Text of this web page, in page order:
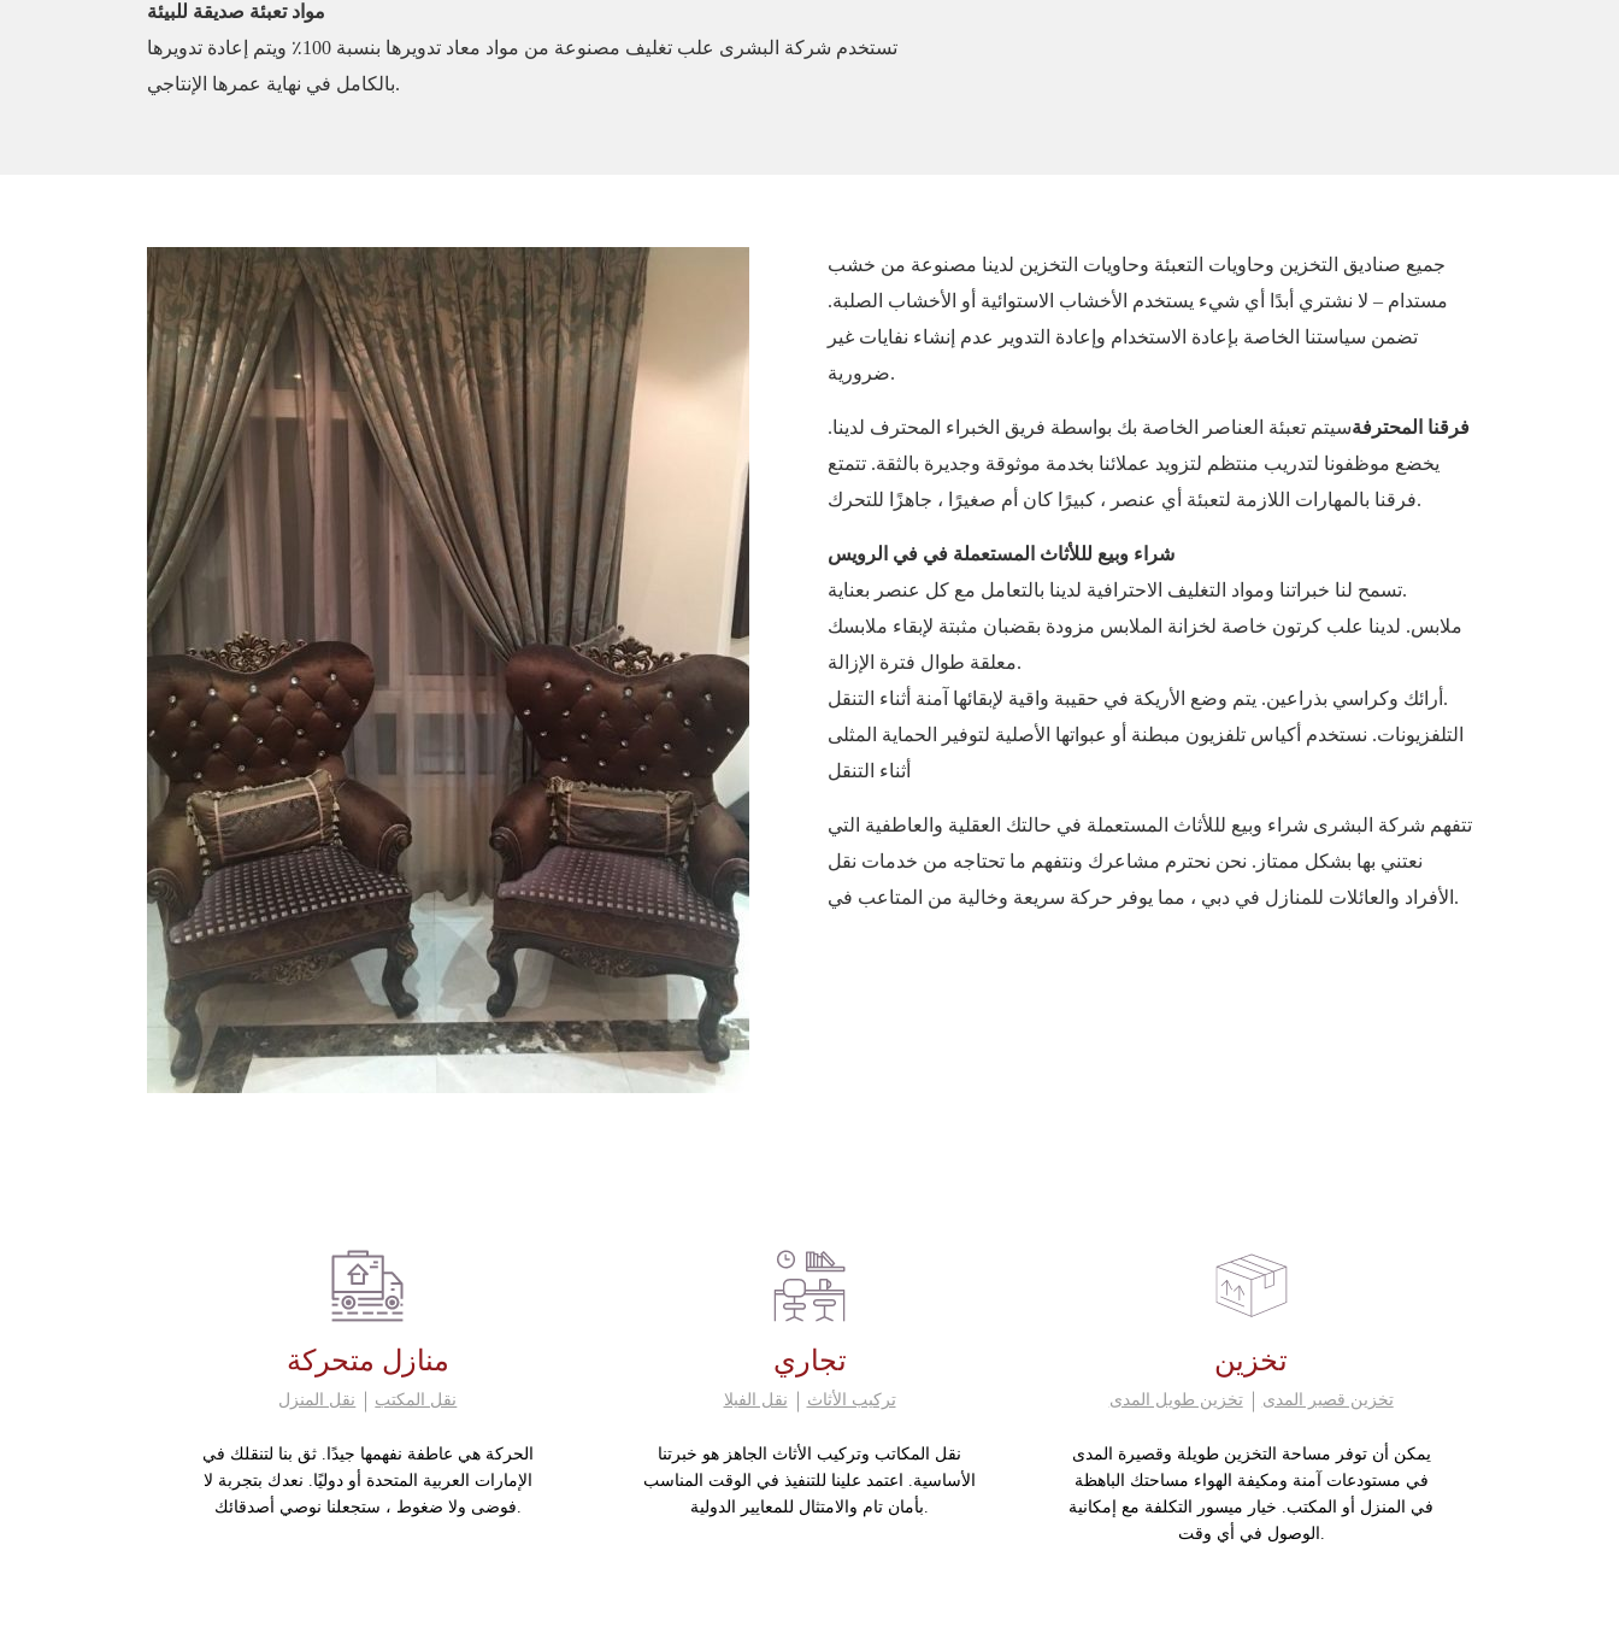
مواد تعبئة صديقة للبيئة
تستخدم شركة البشرى علب تغليف مصنوعة من مواد معاد تدويرها بنسبة 100٪ ويتم إعادة تدويرها
بالكامل في نهاية عمرها الإنتاجي.
جميع صناديق التخزين وحاويات التعبئة وحاويات التخزين لدينا مصنوعة من خشب
مستدام – لا نشتري أبدًا أي شيء يستخدم الأخشاب الاستوائية أو الأخشاب الصلبة.
تضمن سياستنا الخاصة بإعادة الاستخدام وإعادة التدوير عدم إنشاء نفايات غير
ضرورية.
فرقنا المحترفةسيتم تعبئة العناصر الخاصة بك بواسطة فريق الخبراء المحترف لدينا.
يخضع موظفونا لتدريب منتظم لتزويد عملائنا بخدمة موثوقة وجديرة بالثقة. تتمتع
فرقنا بالمهارات اللازمة لتعبئة أي عنصر ، كبيرًا كان أم صغيرًا ، جاهزًا للتحرك.
شراء وبيع لللأثاث المستعملة في في الرويس
تسمح لنا خبراتنا ومواد التغليف الاحترافية لدينا بالتعامل مع كل عنصر بعناية.
ملابس. لدينا علب كرتون خاصة لخزانة الملابس مزودة بقضبان مثبتة لإبقاء ملابسك
معلقة طوال فترة الإزالة.
أرائك وكراسي بذراعين. يتم وضع الأريكة في حقيبة واقية لإبقائها آمنة أثناء التنقل.
التلفزيونات. نستخدم أكياس تلفزيون مبطنة أو عبواتها الأصلية لتوفير الحماية المثلى
أثناء التنقل
تتفهم شركة البشرى شراء وبيع لللأثاث المستعملة في حالتك العقلية والعاطفية التي
نعتني بها بشكل ممتاز. نحن نحترم مشاعرك ونتفهم ما تحتاجه من خدمات نقل
الأفراد والعائلات للمنازل في دبي ، مما يوفر حركة سريعة وخالية من المتاعب في.
منازل متحركة
نقل المنزل نقل المكتب
الحركة هي عاطفة نفهمها جيدًا. ثق بنا لتنقلك في
الإمارات العربية المتحدة أو دوليًا. نعدك بتجربة لا
فوضى ولا ضغوط ، ستجعلنا نوصي أصدقائك.
تجاري
نقل الفيلا تركيب الأثاث
نقل المكاتب وتركيب الأثاث الجاهز هو خبرتنا
الأساسية. اعتمد علينا للتنفيذ في الوقت المناسب
بأمان تام والامتثال للمعايير الدولية.
تخزين
تخزين طويل المدى تخزين قصير المدى
يمكن أن توفر مساحة التخزين طويلة وقصيرة المدى
في مستودعات آمنة ومكيفة الهواء مساحتك الباهظة
في المنزل أو المكتب. خيار ميسور التكلفة مع إمكانية
الوصول في أي وقت.